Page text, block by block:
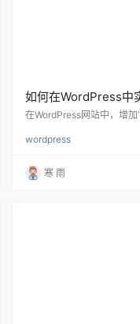
如何在WordPress中
能，详细指南教程来
在WordPress网站中，增加
的互动。下面将详细介绍
步骤。 一、为什么要添加
用户粘性：允许用户关注
wordpress
寒 雨